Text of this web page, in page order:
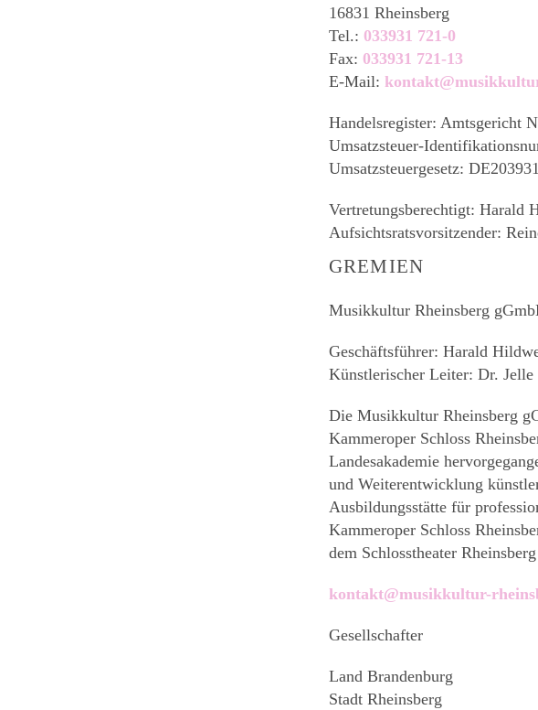
16831 Rheinsberg
Tel.: 033931 721-0
Fax: 033931 721-13
E-Mail:
Handelsregister: Amtsgericht
Umsatzsteuer-
Umsatzsteuergesetz:
Vertretungsberechtigt: Harald
Aufsichtsratsvorsitzender:
GREMIEN
Musikkultur Rheinsberg
Geschäftsführer: Harald
Künstlerischer Leiter: Dr.
Die Musikkultur Rheinsberg
Kammeroper Schloss
Landesakademie
und Weiterentwicklung
Ausbildungsstätte für
Kammeroper Schloss
dem Schlosstheater
kontakt@musikkultur-
Gesellschafter
Land Brandenburg
Stadt Rheinsberg